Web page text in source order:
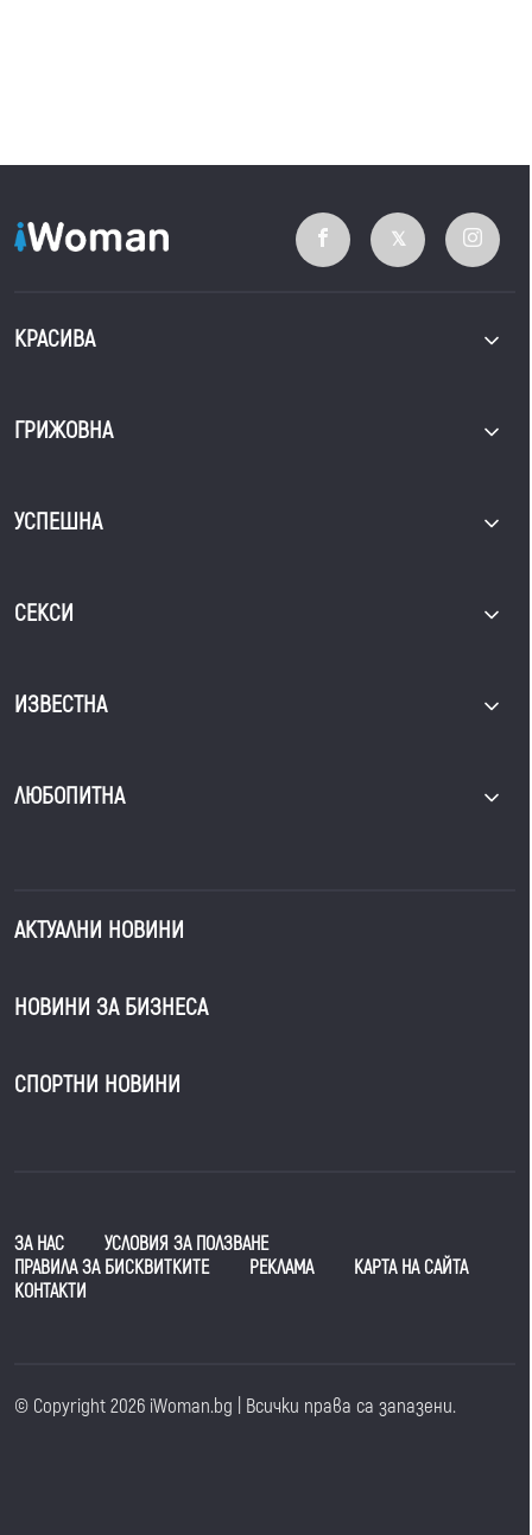
КРАСИВА
ГРИЖОВНА
УСПЕШНА
СЕКСИ
ИЗВЕСТНА
ЛЮБОПИТНА
АКТУАЛНИ НОВИНИ
НОВИНИ ЗА БИЗНЕСА
СПОРТНИ НОВИНИ
ЗА НАС
УСЛОВИЯ ЗА ПОЛЗВАНЕ
ПРАВИЛА ЗА БИСКВИТКИТЕ
РЕКЛАМА
КАРТА НА САЙТА
КОНТАКТИ
© Copyright 2026 iWoman.bg | Всички права са запазени.